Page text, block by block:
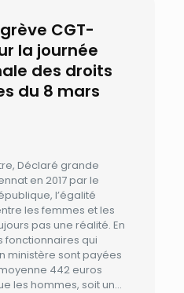
CGT-
la journée
des droits
du 8 mars
Déclaré grande
en 2017 par le
l’égalité
les femmes et les
pas une réalité. En
fonctionnaires qui
ministère sont payées
442 euros
les hommes, soit un…